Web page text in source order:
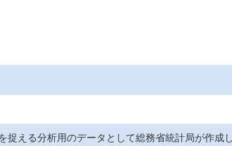
える分析用のデータとして総務省統計局が作成